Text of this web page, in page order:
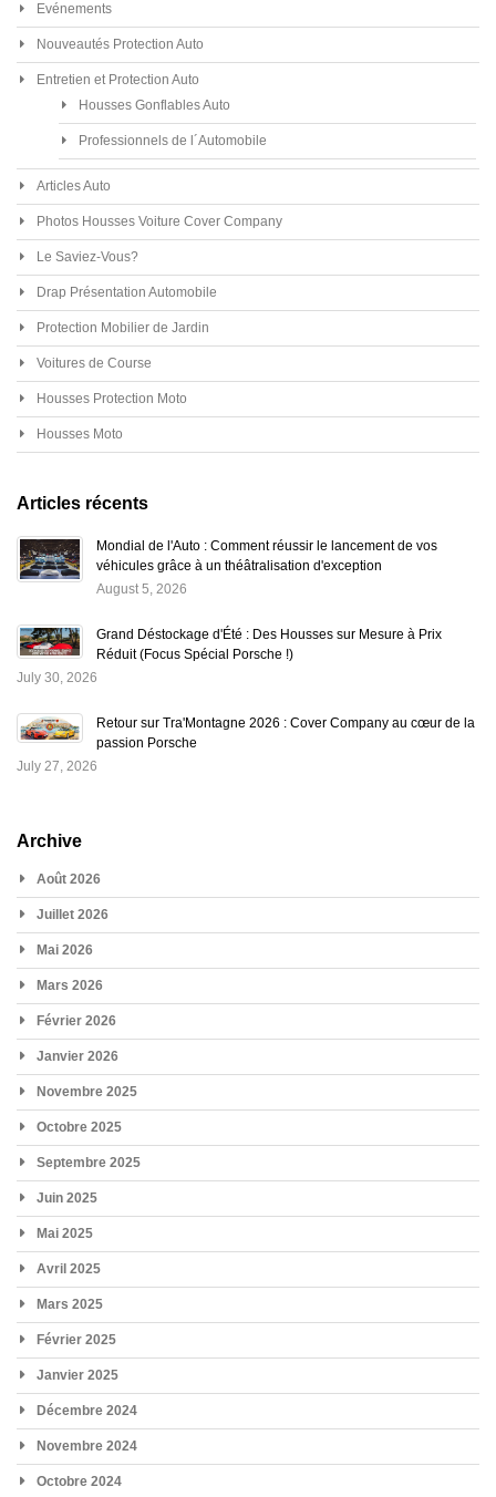
Evénements
Nouveautés Protection Auto
Entretien et Protection Auto
Housses Gonflables Auto
Professionnels de l´Automobile
Articles Auto
Photos Housses Voiture Cover Company
Le Saviez-Vous?
Drap Présentation Automobile
Protection Mobilier de Jardin
Voitures de Course
Housses Protection Moto
Housses Moto
Articles récents
Mondial de l'Auto : Comment réussir le lancement de vos
véhicules grâce à un théâtralisation d'exception
August 5, 2026
Grand Déstockage d'Été : Des Housses sur Mesure à Prix
Réduit (Focus Spécial Porsche !)
July 30, 2026
Retour sur Tra'Montagne 2026 : Cover Company au cœur de la
passion Porsche
July 27, 2026
Archive
Août 2026
Juillet 2026
Mai 2026
Mars 2026
Février 2026
Janvier 2026
Novembre 2025
Octobre 2025
Septembre 2025
Juin 2025
Mai 2025
Avril 2025
Mars 2025
Février 2025
Janvier 2025
Décembre 2024
Novembre 2024
Octobre 2024